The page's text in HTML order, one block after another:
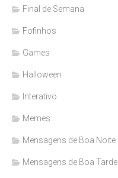
Final de Semana
Fofinhos
Games
Halloween
Interativo
Memes
Mensagens de Boa Noite
Mensagens de Boa Tarde